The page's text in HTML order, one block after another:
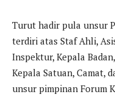
Turut hadir pula unsur
terdiri atas Staf Ahli,
Inspektur, Kepala
Kepala Satuan, Camat,
unsur pimpinan Forum